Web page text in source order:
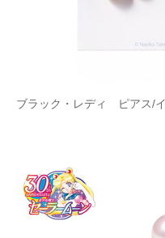
ブラック・レディ ピアス/イ